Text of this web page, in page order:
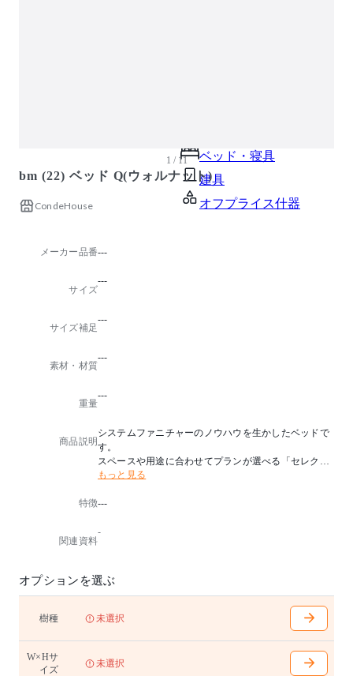
ベッド・寝具
建具
オフプライス什器
1 / 11
bm (22) ベッド Q(ウォルナット)
CondeHouse
メーカー品番---
サイズ
---
サイズ補足
---
素材・材質
---
重量
---
商品説明
システムファニチャーのノウハウを生かしたベッドで
す。
スペースや用途に合わせてプランが選べる「セレクト
ファニチャーA+」のサイズに連動しており、その収ま
一感のある空間に。
のマットレスとの組み合わせで、より深いリラックス
サイドレール下 120mm センターレール下 103mm(セ
※奥行きは2サイズからお選びいただけます。詳細はお
※ヘッドボード + フレーム + 床材
もっと見る
特徴---
関連資料
-
オプションを選ぶ
樹種 未選択
W×Hサ
イズ
未選択